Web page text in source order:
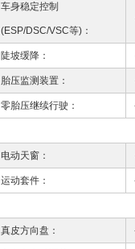
车身稳定控制
(ESP/DSC/VSC等)：
陡坡缓降：
胎压监测装置：
零胎压继续行驶：
电动天窗：
运动套件：
真皮方向盘：